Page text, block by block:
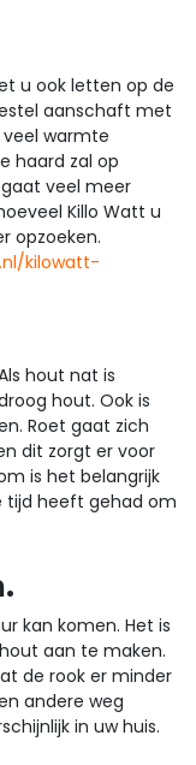
u ook letten op de
aanschaft met
warmte
haard zal op
veel meer
Killo Watt u
opzoeken.
kilowatt-
hout nat is
hout. Ook is
Roet gaat zich
dit zorgt er voor
is het belangrijk
tijd heeft gehad om
kan komen. Het is
aan te maken.
de rook er minder
andere weg
in uw huis.